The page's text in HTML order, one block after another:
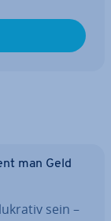
man Geld
sein –